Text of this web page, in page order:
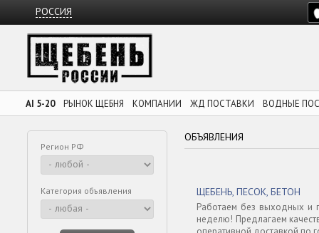
РОССИЯ
AI 5-20 РЫНОК ЩЕБНЯ КОМПАНИИ ЖД ПОСТАВКИ ВОДНЫЕ
Регион РФ
Категория объявления
ОБЪЯВЛЕНИЯ
ЩЕБЕНЬ, ПЕСОК, БЕТОН
Работаем без выходных и
неделю! Предлагаем